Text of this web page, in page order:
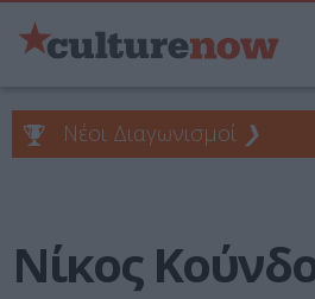
Νέοι Διαγωνισμοί ❯
Νίκος